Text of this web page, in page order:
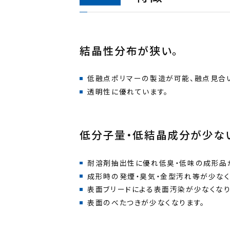
結晶性分布が狭い。
透明性に優れています。
低分子量・低結晶成分が少な
表面のべたつきが少なくなります。